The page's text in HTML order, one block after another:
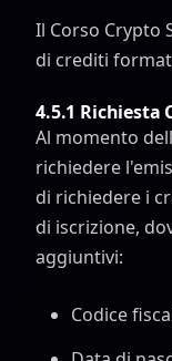
Il Corso Crypto
di crediti
4.5.1 Richiesta
Al momento
richiedere
di richiedere i
di iscrizione,
aggiuntivi:
Codice